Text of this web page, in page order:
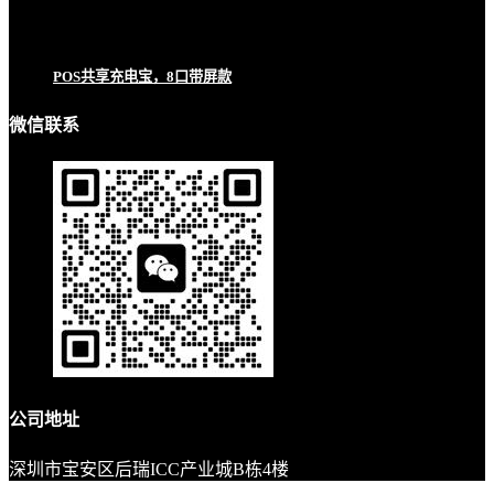
POS共享充电宝，8口带屏款
微信联系
公司地址
深圳市宝安区后瑞ICC产业城B栋4楼